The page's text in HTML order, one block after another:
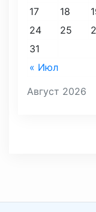
Август 2026
« Июл
17
18
24
25
31